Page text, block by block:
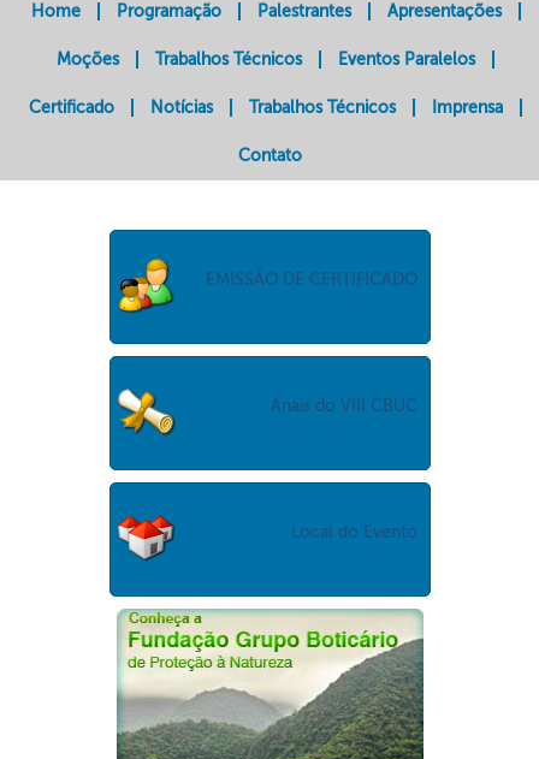
Home Programação Palestrantes Apresentações
Moções Trabalhos Técnicos Eventos Paralelos
Certificado Notícias Trabalhos Técnicos Imprensa
Contato
EMISSÃO DE CERTIFICADO
Anais do VIII CBUC
Local do Evento